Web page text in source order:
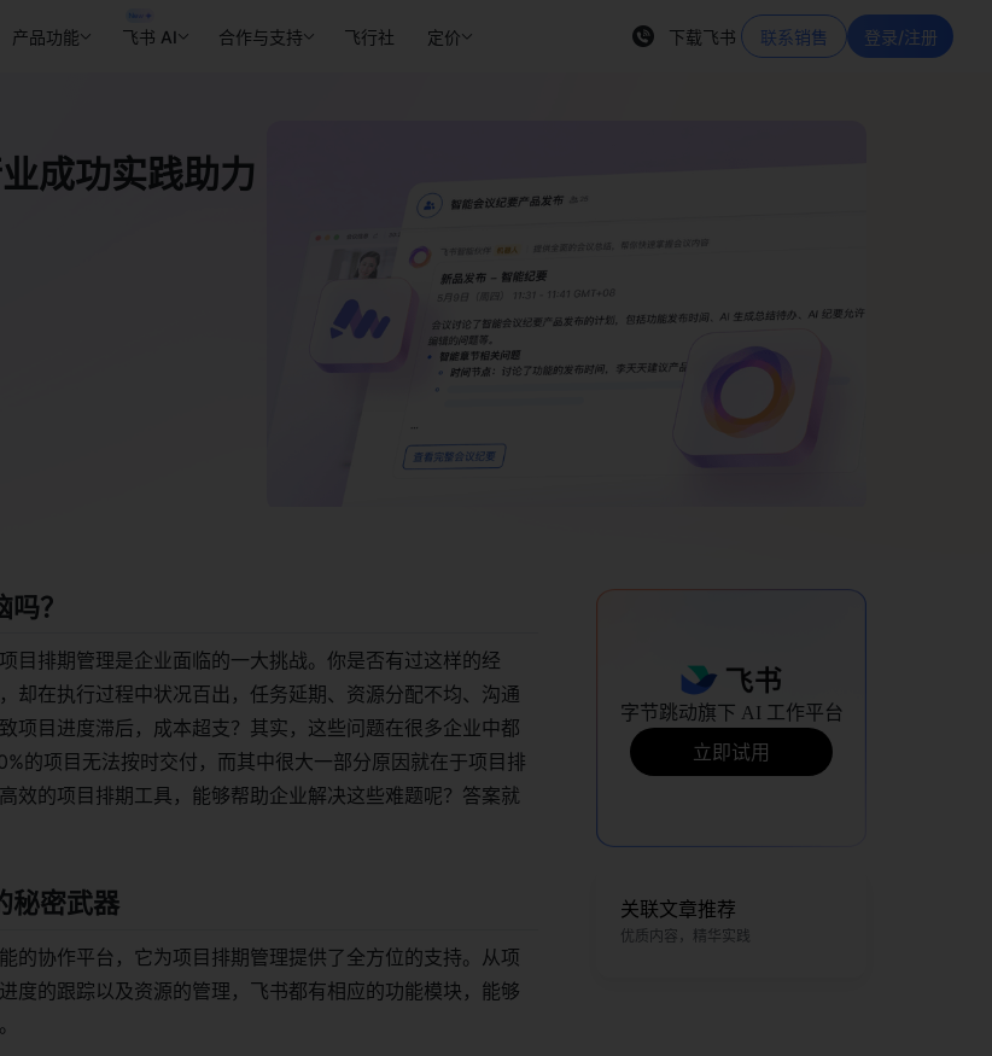
产品功能 飞书 AI 合作与支持 飞行社 定价 下载飞书 联系销售 登录/注册
成功实践助力
？
目排期管理是企业面临的一大挑战。你是否有过这样的经
却在执行过程中状况百出，任务延期、资源分配不均、沟通
项目进度滞后，成本超支？其实，这些问题在很多企业中都
的项目无法按时交付，而其中很大一部分原因就在于项目排
效的项目排期工具，能够帮助企业解决这些难题呢？答案就
秘密武器
的协作平台，它为项目排期管理提供了全方位的支持。从项
度的跟踪以及资源的管理，飞书都有相应的功能模块，能够
字节跳动旗下 AI 工作平台
立即试用
关联文章推荐
优质内容，精华实践